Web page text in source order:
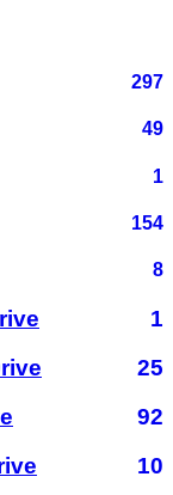
297
49
1
154
8
1
25
92
10